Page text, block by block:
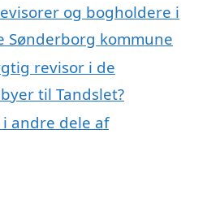
og bogholdere i
Sønderborg kommune
revisor i de
til Tandslet?
andre dele af